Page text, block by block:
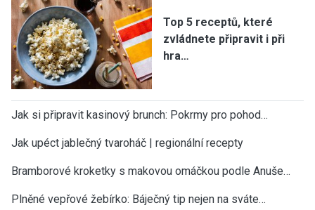
Top 5 receptů, které
zvládnete připravit i při
hra…
Jak si připravit kasinový brunch: Pokrmy pro pohod…
Jak upéct jablečný tvaroháč | regionální recepty
Bramborové kroketky s makovou omáčkou podle Anuše…
Plněné vepřové žebírko: Báječný tip nejen na sváte…